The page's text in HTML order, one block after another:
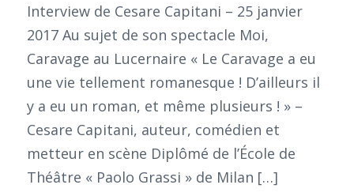
Interview de Cesare Capitani – 25 janvier
2017 Au sujet de son spectacle Moi,
Caravage au Lucernaire « Le Caravage a eu
une vie tellement romanesque ! D’ailleurs il
y a eu un roman, et même plusieurs ! » –
Cesare Capitani, auteur, comédien et
metteur en scène Diplômé de l’École de
Théâtre « Paolo Grassi » de Milan […]